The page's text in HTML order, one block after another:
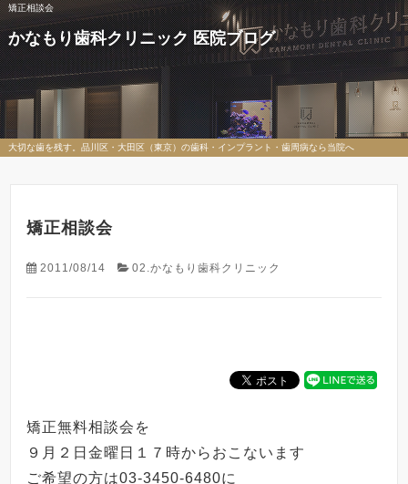
矯正相談会
かなもり歯科クリニック 医院ブログ
大切な歯を残す。品川区・大田区（東京）の歯科・インプラント・歯周病なら当院へ
矯正相談会
2011/08/14 02.かなもり歯科クリニック
矯正無料相談会を
９月２日金曜日１７時からおこないます
ご希望の方は03-3450-6480に